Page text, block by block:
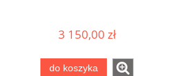
3 150,00 zł
do koszyka